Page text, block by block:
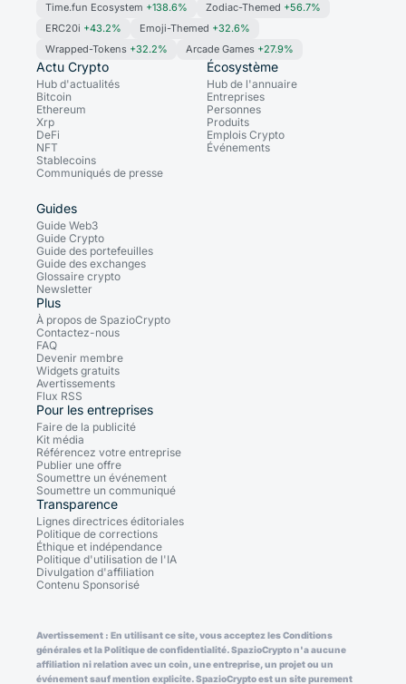
Time.fun Ecosystem +138.6% Zodiac-Themed +56.7%
ERC20i +43.2% Emoji-Themed +32.6%
Wrapped-Tokens +32.2% Arcade Games +27.9%
Actu Crypto
Hub d'actualités
Bitcoin
Ethereum
Xrp
DeFi
NFT
Stablecoins
Communiqués de presse
Écosystème
Hub de l'annuaire
Entreprises
Personnes
Produits
Emplois Crypto
Événements
Guides
Guide Web3
Guide Crypto
Guide des portefeuilles
Guide des exchanges
Glossaire crypto
Newsletter
Plus
À propos de SpazioCrypto
Contactez-nous
FAQ
Devenir membre
Widgets gratuits
Avertissements
Flux RSS
Pour les entreprises
Faire de la publicité
Kit média
Référencez votre entreprise
Publier une offre
Soumettre un événement
Soumettre un communiqué
Transparence
Lignes directrices éditoriales
Politique de corrections
Éthique et indépendance
Politique d'utilisation de l'IA
Divulgation d'affiliation
Contenu Sponsorisé
Avertissement : En utilisant ce site, vous acceptez les Conditions
générales et la Politique de confidentialité. SpazioCrypto n'a aucune
affiliation ni relation avec un coin, une entreprise, un projet ou un
événement sauf mention explicite. SpazioCrypto est un site purement